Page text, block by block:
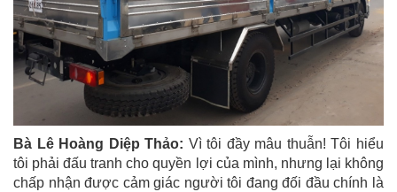
Bà Lê Hoàng Diệp Thảo: Vì tôi đầy mâu thuẫn! Tôi hiểu
tôi phải đấu tranh cho quyền lợi của mình, nhưng lại không
chấp nhận được cảm giác người tôi đang đối đầu chính là